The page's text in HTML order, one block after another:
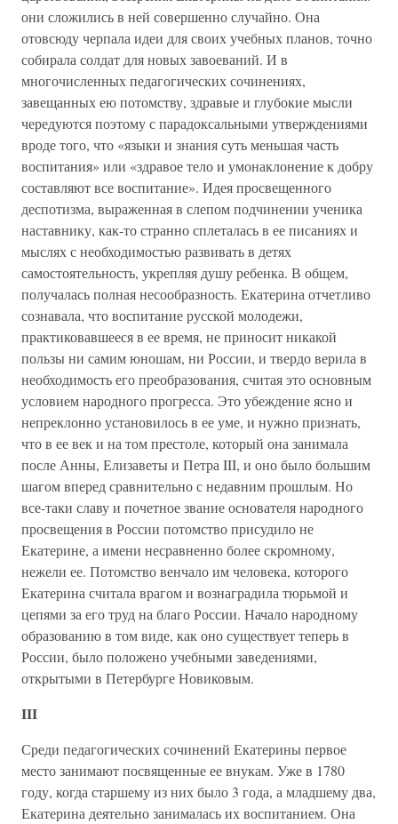
они сложились в ней совершенно случайно. Она
отовсюду черпала идеи для своих учебных планов, точно
собирала солдат для новых завоеваний. И в
многочисленных педагогических сочинениях,
завещанных ею потомству, здравые и глубокие мысли
чередуются поэтому с парадоксальными утверждениями
вроде того, что «языки и знания суть меньшая часть
воспитания» или «здравое тело и умонаклонение к добру
составляют все воспитание». Идея просвещенного
деспотизма, выраженная в слепом подчинении ученика
наставнику, как-то странно сплеталась в ее писаниях и
мыслях с необходимостью развивать в детях
самостоятельность, укрепляя душу ребенка. В общем,
получалась полная несообразность. Екатерина отчетливо
сознавала, что воспитание русской молодежи,
практиковавшееся в ее время, не приносит никакой
пользы ни самим юношам, ни России, и твердо верила в
необходимость его преобразования, считая это основным
условием народного прогресса. Это убеждение ясно и
непреклонно установилось в ее уме, и нужно признать,
что в ее век и на том престоле, который она занимала
после Анны, Елизаветы и Петра III, и оно было большим
шагом вперед сравнительно с недавним прошлым. Но
все-таки славу и почетное звание основателя народного
просвещения в России потомство присудило не
Екатерине, а имени несравненно более скромному,
нежели ее. Потомство венчало им человека, которого
Екатерина считала врагом и вознаградила тюрьмой и
цепями за его труд на благо России. Начало народному
образованию в том виде, как оно существует теперь в
России, было положено учебными заведениями,
открытыми в Петербурге Новиковым.
III
Среди педагогических сочинений Екатерины первое
место занимают посвященные ее внукам. Уже в 1780
году, когда старшему из них было 3 года, а младшему два,
Екатерина деятельно занималась их воспитанием. Она